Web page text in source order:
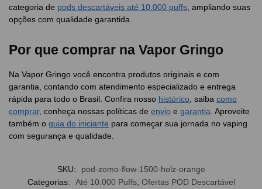
categoria de pods descartáveis até 10.000 puffs , ampliando suas
opções com qualidade garantida.
Por que comprar na Vapor Gringo
Na Vapor Gringo você encontra produtos originais e com
garantia, contando com atendimento especializado e entrega
rápida para todo o Brasil. Confira nosso histórico , saiba como
comprar, conheça nossas políticas de envio e garantia . Aproveite
também o guia do iniciante para começar sua jornada no vaping
com segurança e qualidade.
SKU:
pod-zomo-flow-1500-holz-orange
Categorias:
Até 10.000 Puffs, Ofertas POD Descartável